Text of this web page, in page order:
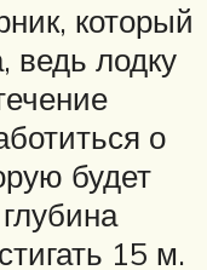
который
ведь лодку
о
будет
15 м.